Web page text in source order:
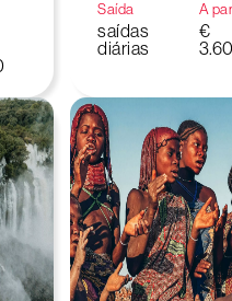
Saída
saídas
diárias
A
€